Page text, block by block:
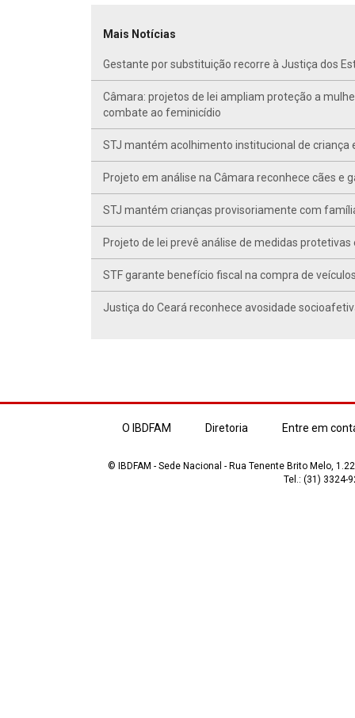
Mais Notícias
Gestante por substituição recorre à Justiça dos
Câmara: projetos de lei ampliam proteção a
combate ao feminicídio
STJ mantém acolhimento institucional de criança
Projeto em análise na Câmara reconhece cães e
STJ mantém crianças provisoriamente com
Projeto de lei prevê análise de medidas
STF garante benefício fiscal na compra de
Justiça do Ceará reconhece avosidade
O IBDFAM Diretoria Entre em
© IBDFAM - Sede Nacional - Rua Tenente Brito Melo,
Tel.: (31) 3324-